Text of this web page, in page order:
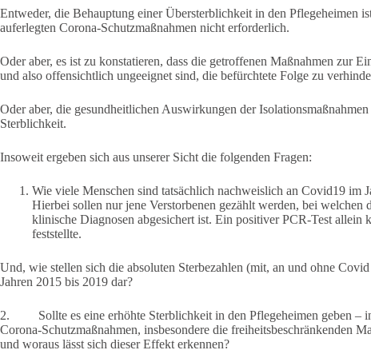
Entweder, die Behauptung einer Übersterblichkeit in den Pflegeheimen
auferlegten Corona-Schutzmaßnahmen nicht erforderlich.
Oder aber, es ist zu konstatieren, dass die getroffenen Maßnahmen zur
und also offensichtlich ungeeignet sind, die befürchtete Folge zu
Oder aber, die gesundheitlichen Auswirkungen der
Sterblichkeit.
Insoweit ergeben sich aus unserer Sicht die folgenden Fragen:
Wie viele Menschen sind tatsächlich nachweislich an Covid19 im
Hierbei sollen nur jene Verstorbenen gezählt werden, bei welchen
klinische Diagnosen abgesichert ist. Ein positiver PCR-Test allein
feststellte.
Und, wie stellen sich die absoluten Sterbezahlen (mit, an und ohne
Jahren 2015 bis 2019 dar?
2. Sollte es eine erhöhte Sterblichkeit in den Pflegeheimen geben –
Corona-Schutzmaßnahmen, insbesondere die freiheitsbeschränkenden
und woraus lässt sich dieser Effekt erkennen?